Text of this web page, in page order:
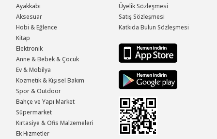
Ayakkabı
Aksesuar
Hobi & Eğlence
Kitap
Elektronik
Anne & Bebek & Çocuk
Ev & Mobilya
Kozmetik & Kişisel Bakım
Spor & Outdoor
Bahçe ve Yapı Market
Süpermarket
Kırtasiye & Ofis Malzemeleri
Ek Hizmetler
Üyelik Sözleşmesi
Satış Sözleşmesi
Katkıda Bulun Sözleşmesi